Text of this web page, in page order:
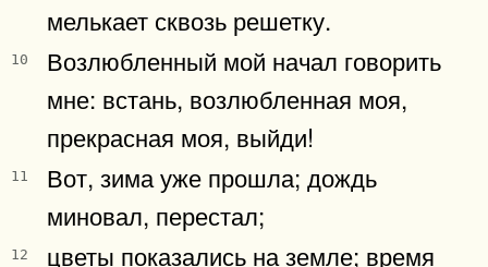
мелькает сквозь решетку.
10
Возлюбленный мой начал говорить
мне: встань, возлюбленная моя,
прекрасная моя, выйди!
11
Вот, зима уже прошла; дождь
миновал, перестал;
12
цветы показались на земле; время